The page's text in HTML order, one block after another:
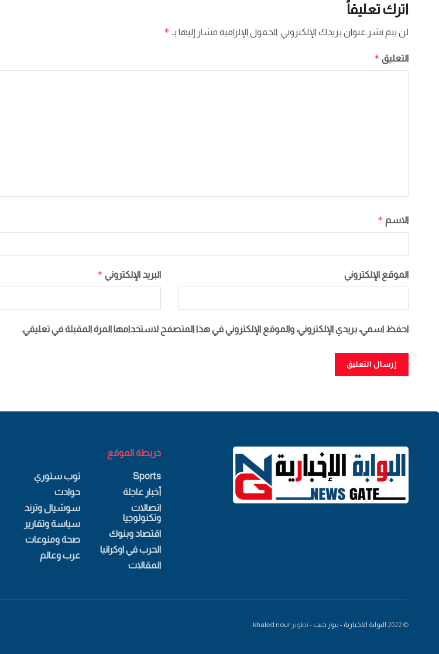
اترك تعليقاً
لن يتم نشر عنوان بريدك الإلكتروني. الحقول الإلزامية مشار إليها بـ *
التعليق *
الاسم *
البريد الإلكتروني * الموقع الإلكتروني
احفظ اسمي، بريدي الإلكتروني، والموقع الإلكتروني في هذا المتصفح لاستخدامها المرة المقبلة في تعليقي.
خريطة الموقع
Sports
أخبار عاجلة
اتصالات
وتكنولوجيا
اقتصاد وبنوك
الحرب في اوكرانيا
المقالات
توب ستوري
حوادث
سوشيال وترند
سياسة وتقارير
صحة ومنوعات
عرب وعالم
© 2022 البوابة الاخبارية - نيوز جيت - تطويرkhaled nour